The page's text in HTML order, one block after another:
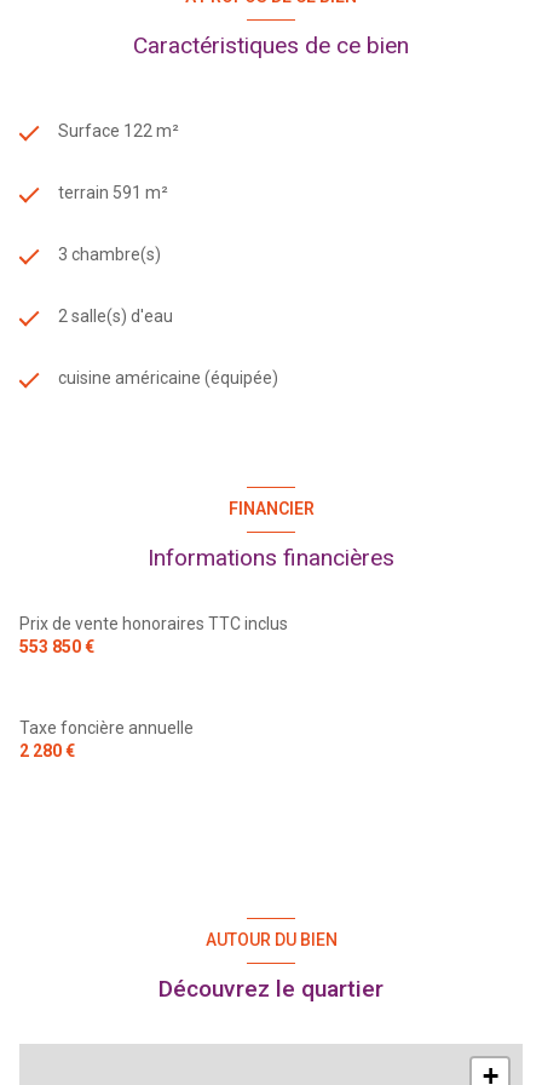
Caractéristiques de ce bien
Surface 122 m²
terrain 591 m²
3 chambre(s)
2 salle(s) d'eau
cuisine américaine (équipée)
FINANCIER
Informations financières
Prix de vente honoraires TTC inclus
553 850 €
Taxe foncière annuelle
2 280 €
AUTOUR DU BIEN
Découvrez le quartier
+